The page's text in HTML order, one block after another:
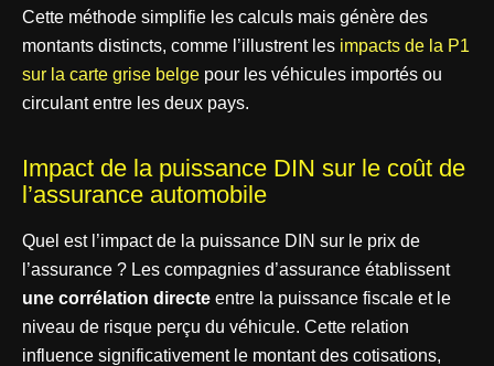
Cette méthode simplifie les calculs mais génère des
montants distincts, comme l’illustrent les impacts de la P1
sur la carte grise belge pour les véhicules importés ou
circulant entre les deux pays.
Impact de la puissance DIN sur le coût de
l’assurance automobile
Quel est l’impact de la puissance DIN sur le prix de
l’assurance ? Les compagnies d’assurance établissent
une corrélation directe entre la puissance fiscale et le
niveau de risque perçu du véhicule. Cette relation
influence significativement le montant des cotisations,